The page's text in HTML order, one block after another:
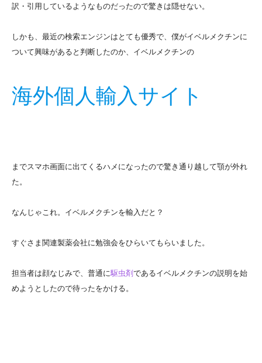
訳・引用しているようなものだったので驚きは隠せない。
しかも、最近の検索エンジンはとても優秀で、僕がイベルメクチンに
ついて興味があると判断したのか、イベルメクチンの
海外個人輸入サイト
までスマホ画面に出てくるハメになったので驚き通り越して顎が外れ
た。
なんじゃこれ。イベルメクチンを輸入だと？
すぐさま関連製薬会社に勉強会をひらいてもらいました。
担当者は顔なじみで、普通に駆虫剤であるイベルメクチンの説明を始
めようとしたので待ったをかける。